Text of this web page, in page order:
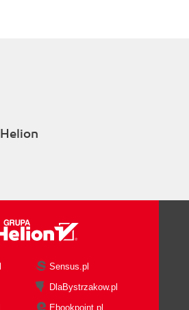
Sensus.pl
DlaBystrzakow.pl
Ebookpoint.pl